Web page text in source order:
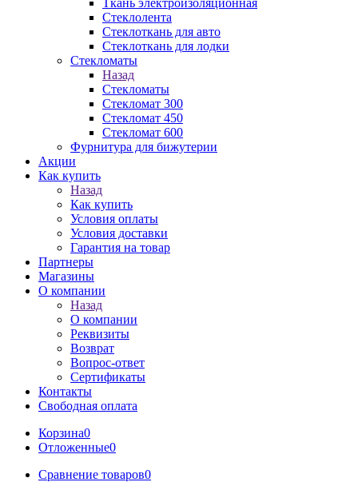
Ткань электроизоляционная
Стеклолента
Стеклоткань для авто
Стеклоткань для лодки
Стекломаты
Назад
Стекломаты
Стекломат 300
Стекломат 450
Стекломат 600
Фурнитура для бижутерии
Акции
Как купить
Назад
Как купить
Условия оплаты
Условия доставки
Гарантия на товар
Партнеры
Магазины
О компании
Назад
О компании
Реквизиты
Возврат
Вопрос-ответ
Сертификаты
Контакты
Свободная оплата
Корзина0
Отложенные0
Сравнение товаров0